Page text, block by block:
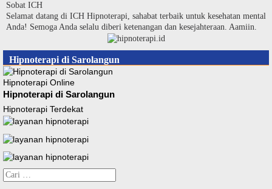
Langsung
ke
konten
Sobat ICH
Selamat datang di ICH Hipnoterapi, sahabat terbaik untuk kesehatan mental
Anda! Semoga Anda selalu diberi ketenangan dan kesejahteraan. Aamiin.
Hipnoterapi di Sarolangun
Hipnoterapi Online
Hipnoterapi di Sarolangun
Hipnoterapi Terdekat
Cari
untuk: